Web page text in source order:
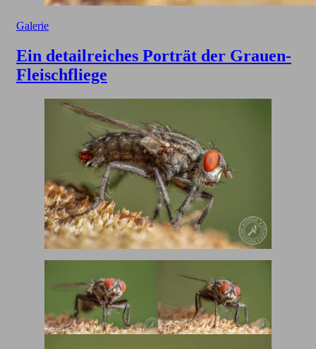
Galerie
Ein detailreiches Porträt der Grauen-
Fleischfliege